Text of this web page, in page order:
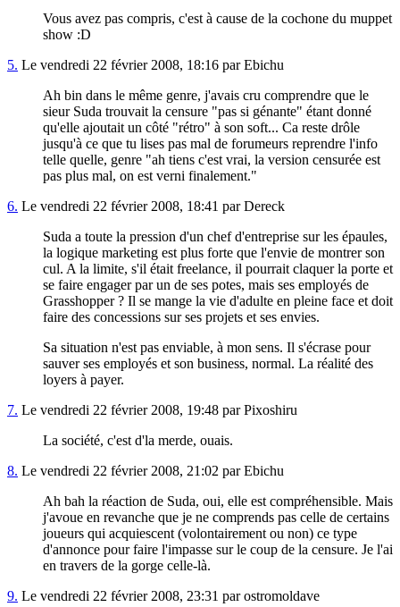
Vous avez pas compris, c'est à cause de la cochone du muppet
show :D
5. Le vendredi 22 février 2008, 18:16 par Ebichu
Ah bin dans le même genre, j'avais cru comprendre que le
sieur Suda trouvait la censure "pas si génante" étant donné
qu'elle ajoutait un côté "rétro" à son soft... Ca reste drôle
jusqu'à ce que tu lises pas mal de forumeurs reprendre l'info
telle quelle, genre "ah tiens c'est vrai, la version censurée est
pas plus mal, on est verni finalement."
6. Le vendredi 22 février 2008, 18:41 par Dereck
Suda a toute la pression d'un chef d'entreprise sur les épaules,
la logique marketing est plus forte que l'envie de montrer son
cul. A la limite, s'il était freelance, il pourrait claquer la porte et
se faire engager par un de ses potes, mais ses employés de
Grasshopper ? Il se mange la vie d'adulte en pleine face et doit
faire des concessions sur ses projets et ses envies.
Sa situation n'est pas enviable, à mon sens. Il s'écrase pour
sauver ses employés et son business, normal. La réalité des
loyers à payer.
7. Le vendredi 22 février 2008, 19:48 par Pixoshiru
La société, c'est d'la merde, ouais.
8. Le vendredi 22 février 2008, 21:02 par Ebichu
Ah bah la réaction de Suda, oui, elle est compréhensible. Mais
j'avoue en revanche que je ne comprends pas celle de certains
joueurs qui acquiescent (volontairement ou non) ce type
d'annonce pour faire l'impasse sur le coup de la censure. Je l'ai
en travers de la gorge celle-là.
9. Le vendredi 22 février 2008, 23:31 par ostromoldave